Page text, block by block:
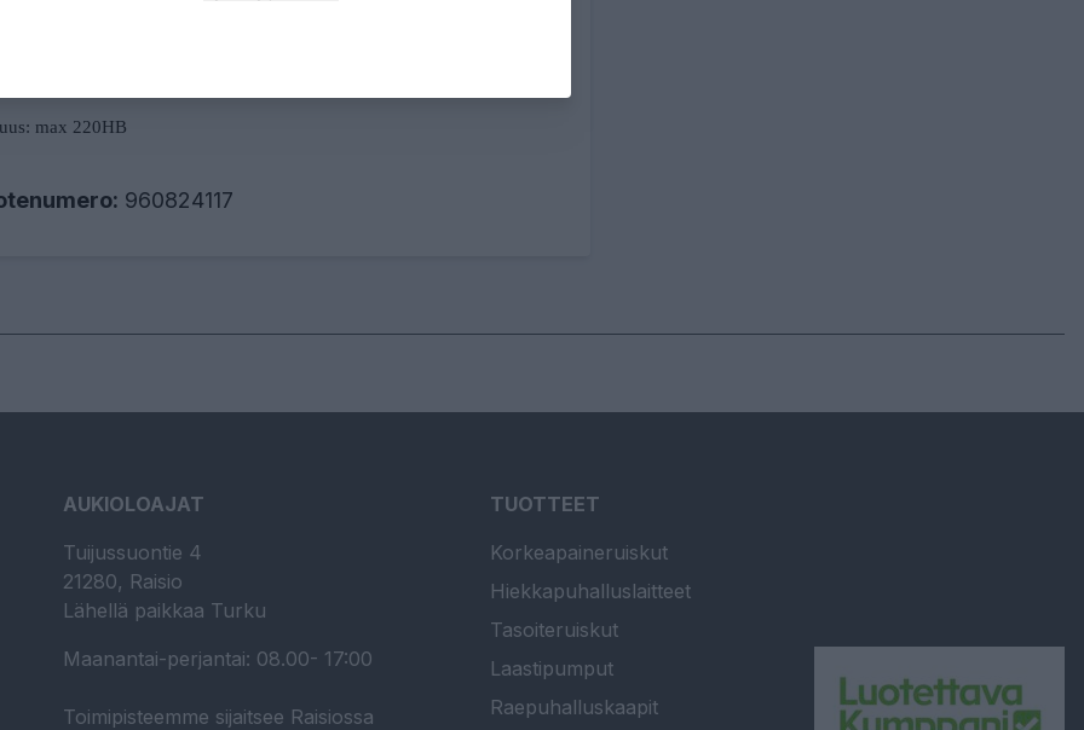
käyttöpaine: 25 bar(-20°C-120°C)
220N/mm2
7%
max 220HB
960824117
AUKIOLOAJAT
Tuijussuontie 4
21280, Raisio
Lähellä paikkaa Turku
Maanantai-perjantai: 08.00- 17:00
Toimipisteemme sijaitsee Raisiossa
TUOTTEET
Korkeapaineruiskut
Hiekkapuhalluslaitteet
Tasoiteruiskut
Laastipumput
Raepuhalluskaapit